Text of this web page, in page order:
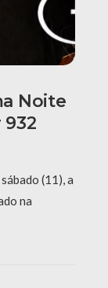
Noite
932
(11), a
na